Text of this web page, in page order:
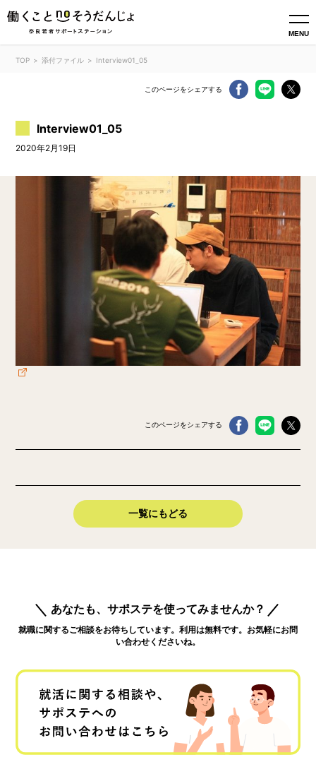
MENU
TOP 添付ファイル Interview01_05
このページをシェアする
Interview01_05
2020年2月19日
このページをシェアする
一覧にもどる
あなたも、サポステを使ってみませんか？
就職に関するご相談をお待ちしています。利用は無料です。お気軽にお問
い合わせくださいね。